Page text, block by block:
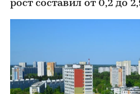
рост составил от 0,2 до